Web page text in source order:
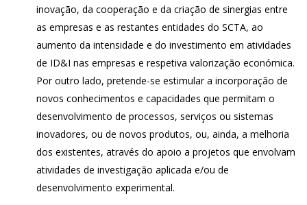
inovação, da cooperação e da criação de sinergias entre
as empresas e as restantes entidades do SCTA, ao
aumento da intensidade e do investimento em atividades
de ID&I nas empresas e respetiva valorização económica.
Por outro lado, pretende-se estimular a incorporação de
novos conhecimentos e capacidades que permitam o
desenvolvimento de processos, serviços ou sistemas
inovadores, ou de novos produtos, ou, ainda, a melhoria
dos existentes, através do apoio a projetos que envolvam
atividades de investigação aplicada e/ou de
desenvolvimento experimental.